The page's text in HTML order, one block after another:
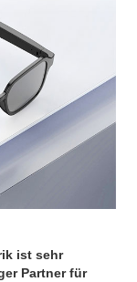
ist sehr
Partner für